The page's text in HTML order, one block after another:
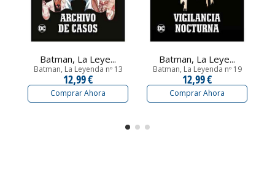
Batman, La Leye...
Batman, La Leyenda nº 13
12,99 €
Comprar Ahora
Batman, La Leye...
Batman, La Leyenda nº 19
12,99 €
Comprar Ahora